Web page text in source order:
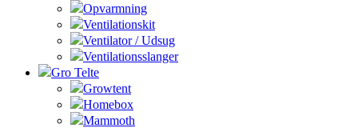
Opvarmning
Ventilationskit
Ventilator / Udsug
Ventilationsslanger
Gro Telte
Growtent
Homebox
Mammoth